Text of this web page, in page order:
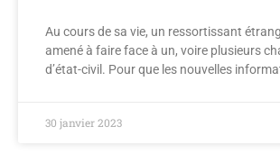
Au cours de sa vie, un ressortissant
amené à faire face à un, voire plusieurs
d’état-civil. Pour que les nouvelles
30 janvier 2023